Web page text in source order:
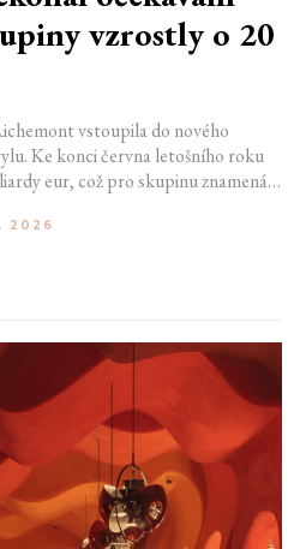
vzrostly o 20
vstoupila do nového
Ke konci června letošního roku
eur, což pro skupinu znamená
ekonomickou nejistotu
2026